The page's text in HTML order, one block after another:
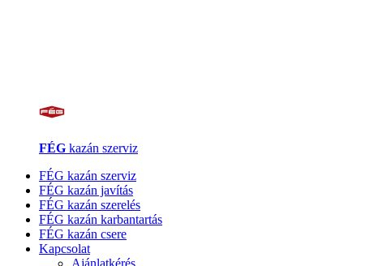
FÉG kazán szerviz
FÉG kazán szerviz
FÉG kazán javítás
FÉG kazán szerelés
FÉG kazán karbantartás
FÉG kazán csere
Kapcsolat
Ajánlatkérés